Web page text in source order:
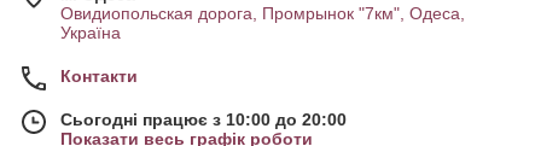
Овидиопольская дорога, Промрынок "7км", Одеса,
Україна
Контакти
Сьогодні працює з 10:00 до 20:00
Показати весь графік роботи